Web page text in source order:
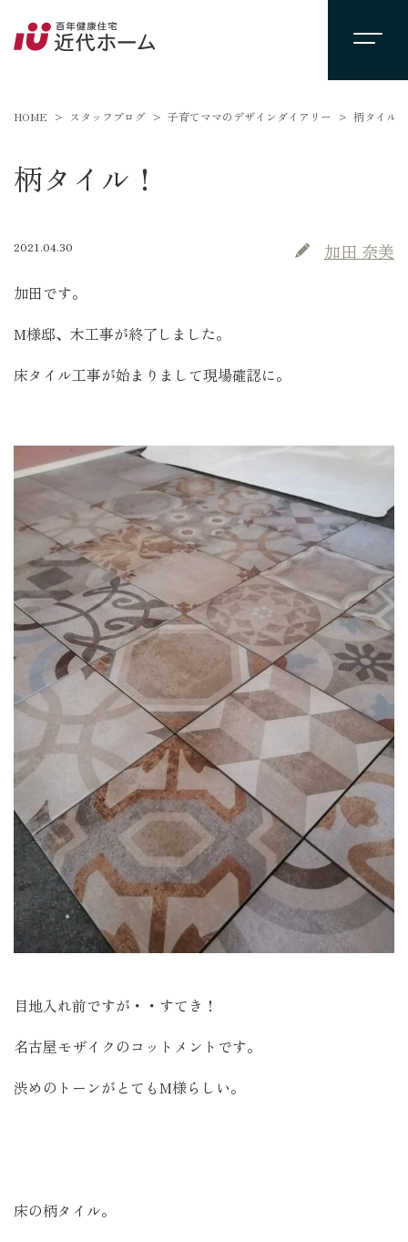
HOME スタッフブログ 子育てママのデザインダイアリー 柄タイル！
柄タイル！
2021.04.30 加田 奈美
加田です。
M様邸、木工事が終了しました。
床タイル工事が始まりまして現場確認に。
目地入れ前ですが・・すてき！
名古屋モザイクのコットメントです。
渋めのトーンがとてもM様らしい。
床の柄タイル。